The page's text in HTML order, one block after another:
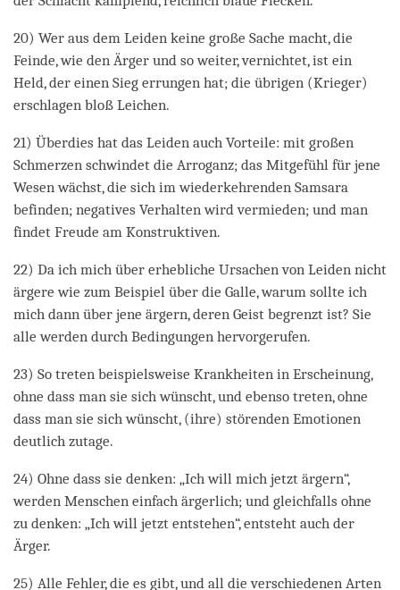
20) Wer aus dem Leiden keine große Sache macht, die
Feinde, wie den Ärger und so weiter, vernichtet, ist ein
Held, der einen Sieg errungen hat; die übrigen (Krieger)
erschlagen bloß Leichen.
21) Überdies hat das Leiden auch Vorteile: mit großen
Schmerzen schwindet die Arroganz; das Mitgefühl für jene
Wesen wächst, die sich im wiederkehrenden Samsara
befinden; negatives Verhalten wird vermieden; und man
findet Freude am Konstruktiven.
22) Da ich mich über erhebliche Ursachen von Leiden nicht
ärgere wie zum Beispiel über die Galle, warum sollte ich
mich dann über jene ärgern, deren Geist begrenzt ist? Sie
alle werden durch Bedingungen hervorgerufen.
23) So treten beispielsweise Krankheiten in Erscheinung,
ohne dass man sie sich wünscht, und ebenso treten, ohne
dass man sie sich wünscht, (ihre) störenden Emotionen
deutlich zutage.
24) Ohne dass sie denken: „Ich will mich jetzt ärgern“,
werden Menschen einfach ärgerlich; und gleichfalls ohne
zu denken: „Ich will jetzt entstehen“, entsteht auch der
Ärger.
25) Alle Fehler, die es gibt, und all die verschiedenen Arten